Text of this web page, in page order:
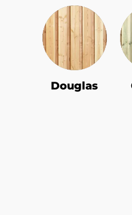
Douglas